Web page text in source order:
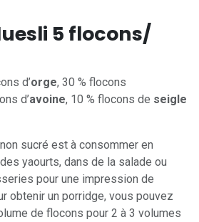
5 flocons/
d’orge, 30 % flocons
d’avoine, 10 % flocons de seigle
sucré est à consommer en
yaourts, dans de la salade ou
pour une impression de
obtenir un porridge, vous pouvez
de flocons pour 2 à 3 volumes